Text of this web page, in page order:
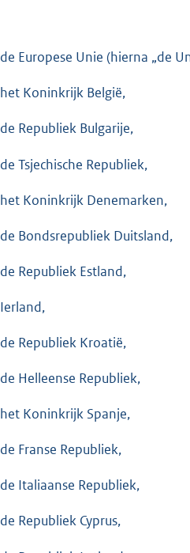
de Europese Unie (hierna „de
het Koninkrijk België,
de Republiek Bulgarije,
de Tsjechische Republiek,
het Koninkrijk Denemarken,
de Bondsrepubliek Duitsland,
de Republiek Estland,
Ierland,
de Republiek Kroatië,
de Helleense Republiek,
het Koninkrijk Spanje,
de Franse Republiek,
de Italiaanse Republiek,
de Republiek Cyprus,